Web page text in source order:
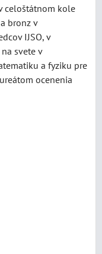
celoštátnom kole
bronz v
IJSO, v
svete v
a fyziku pre
ocenenia